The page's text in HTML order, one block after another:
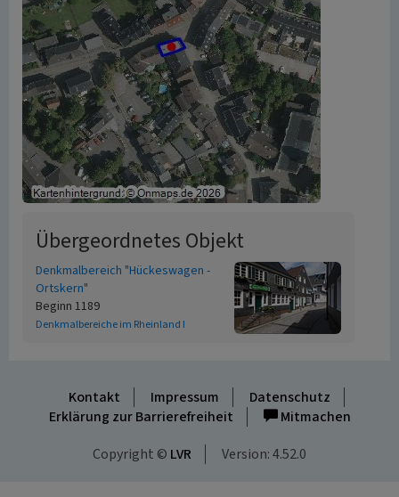
Übergeordnetes Objekt
Denkmalbereich "Hückeswagen -
Ortskern"
Beginn 1189
Denkmalbereiche im Rheinland I
Kontakt Impressum
Datenschutz
Erklärung zur Barrierefreiheit
Mitmachen
Copyright © LVR Version: 4.52.0